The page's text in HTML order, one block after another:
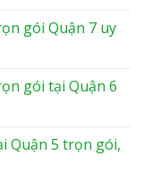
gói Quận 7 uy
gói tại Quận 6
Quận 5 trọn gói,